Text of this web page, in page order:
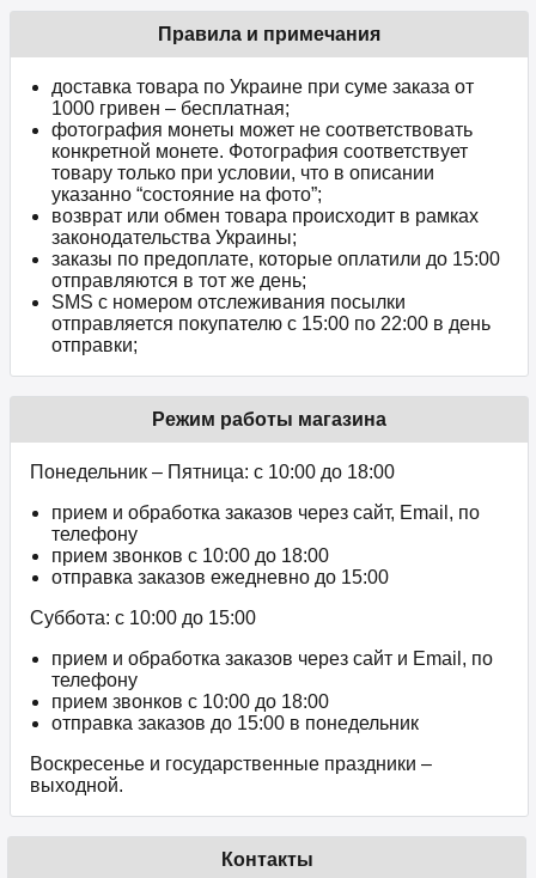
Правила и примечания
доставка товара по Украине при суме заказа от
1000 гривен – бесплатная;
фотография монеты может не соответствовать
конкретной монете. Фотография соответствует
товару только при условии, что в описании
указанно “состояние на фото”;
возврат или обмен товара происходит в рамках
законодательства Украины;
заказы по предоплате, которые оплатили до 15:00
отправляются в тот же день;
SMS с номером отслеживания посылки
отправляется покупателю с 15:00 по 22:00 в день
отправки;
Режим работы магазина
Понедельник – Пятница: с 10:00 до 18:00
прием и обработка заказов через сайт, Email, по
телефону
прием звонков c 10:00 до 18:00
отправка заказов ежедневно до 15:00
Суббота: с 10:00 до 15:00
прием и обработка заказов через сайт и Email, по
телефону
прием звонков c 10:00 до 18:00
отправка заказов до 15:00 в понедельник
Воскресенье и государственные праздники –
выходной.
Контакты